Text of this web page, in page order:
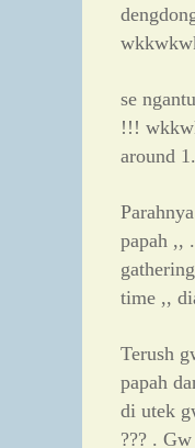
se
!!!
around
papah ,,
time ,,
Terush
papah
di utek
??? .